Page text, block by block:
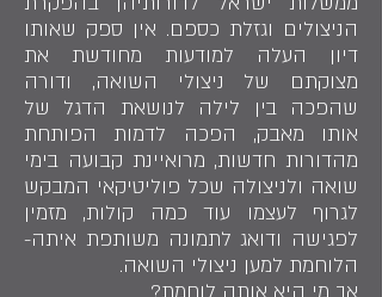
הניצולים וגזלת כספם. אין ספק שאותו
דיון העלה למודעות מחודשת את
מצוקתם של ניצולי השואה, ודורה
שהפכה בין לילה לנושאת הדגל של
אותו מאבק, הפכה לדמות הפותחת
מהדורות חדשות, מרואיינת קבועה בימי
שואה ולניצולה שכל פוליטיקאי המבקש
לגרוף לעצמו עוד כמה קולות, מזמין
לפגישה ודואג לתמונה משותפת איתה-
הלוחמת למען ניצולי השואה.